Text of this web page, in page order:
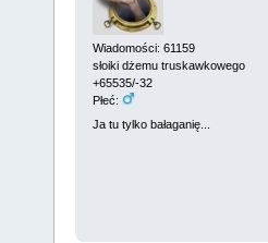
Wiadomości: 61159
słoiki dżemu truskawkowego
+65535/-32
Płeć:
Ja tu tylko bałaganię...